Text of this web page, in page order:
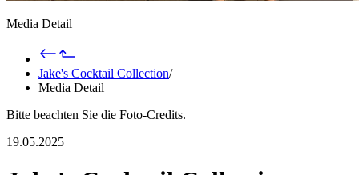
Media Detail
Jake's Cocktail Collection/
Media Detail
Bitte beachten Sie die Foto-Credits.
19.05.2025